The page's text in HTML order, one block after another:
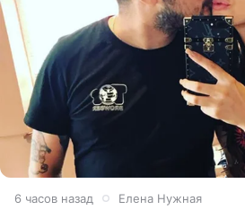
6 часов назад Елена Нужная